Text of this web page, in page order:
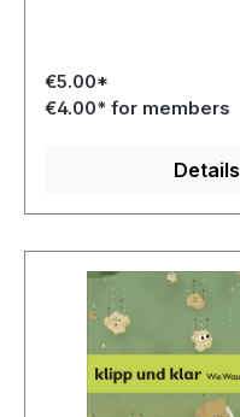
€5.00*
€4.00* for members
Details